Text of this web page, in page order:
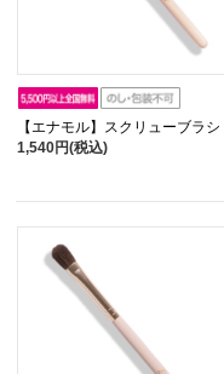
【エナモル】スクリューブラシ
1,540円(税込)